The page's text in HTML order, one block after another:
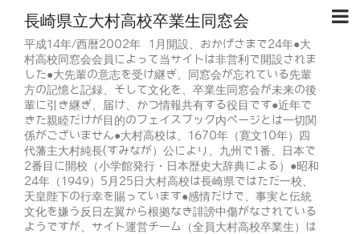
長崎県立大村高校卒業生同窓会
平成14年/西暦2002年 1月開設、おかげさまで24年●大
村高校同窓会会員によって当サイトは非営利で開設されま
した●大先輩の意志を受け継ぎ、同窓会が忘れている先輩
方の記憶と記録、そして文化を、卒業生同窓会が未来の後
輩に引き継ぎ、届け、かつ情報共有する役目です●近年で
きた親睦だけが目的のフェイスブック内ページとは一切関
係がございません●大村高校は、1670年（寛文10年）四
代藩主大村純長(すみなが）公により、九州で1番、日本で
2番目に開校（小学館発行・日本歴史大辞典による）●昭和
24年（1949）5月25日大村高校は長崎県ではただ一校、
天皇陛下の行幸を賜っています●感情だけで、事実と伝統
文化を嫌う反日左翼から根拠なき誹謗中傷がなされている
ようですが、サイト運営チーム（全員大村高校卒業生）は